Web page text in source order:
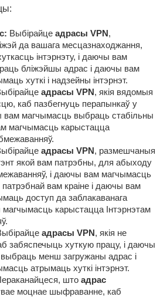
Выбірайце адрасы VPN,
да вашага месцазнаходжання,
інтэрнэту, і даючы вам
бліжэйшы адрас і даючы вам
хуткі і надзейны інтэрнэт.
адрасы VPN, якія вядомыя
каб пазбегнуць перапынкаў у
вам магчымасць выбраць стабільны
магчымасць карыстацца
адрасы VPN, размешчаныя
якой вам патрэбны, для абыходу
і даючы вам магчымасць
вам краіне і даючы вам
доступ да заблакаванага
магчымасць карыстацца Інтэрнэтам
адрасы VPN, якія не
забяспечыць хуткую працу, і даючы
менш загружаны адрас і
атрымаць хуткі інтэрнэт.
што адрас
моцнае шыфраванне, каб